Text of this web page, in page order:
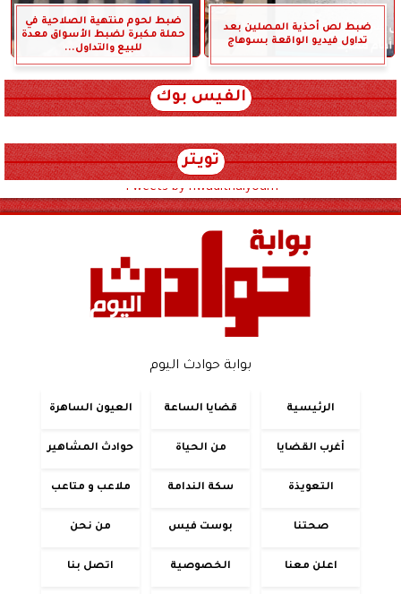
ضبط لص أحذية المصلين بعد
تداول فيديو الواقعة بسوهاج
ضبط لحوم منتهية الصلاحية في
حملة مكبرة لضبط الأسواق معدة
للبيع والتداول...
الفيس بوك
تويتر
Tweets by hwadithalyoum
بوابة حوادث اليوم
الرئيسية قضايا الساعة العيون الساهرة
أغرب القضايا من الحياة حوادث المشاهير
التعويذة سكة الندامة ملاعب و متاعب
صحتنا بوست فيس من نحن
اعلن معنا الخصوصية اتصل بنا